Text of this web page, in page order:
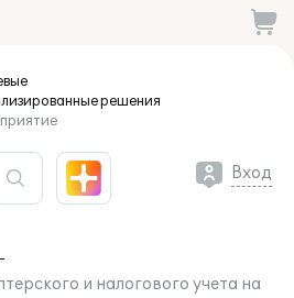
решения
Вход
и налогового учета на